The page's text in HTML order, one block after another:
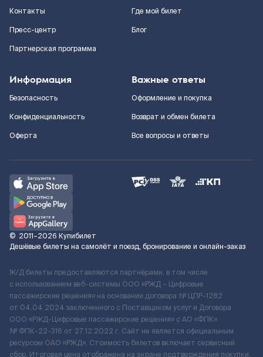
Контакты
Пресс-центр
Партнерская программа
Где мой билет
Блог
Информация
Безопасность
Конфиденциальность
Оферта
Важные ответы
Оформление и покупка
Возврат и обмен билета
Все вопросы и ответы
© 2011–2026 Купибилет
Дешёвые билеты на самолёт и поезд, бронирование и онлайн-заказ
Ж/Д билеты предоставляются партнёрами, в том числе
с использованием веб-системы ООО «РЖД – Цифровые
пассажирские решения» на основании договора № ЦПР-1282
от 04.04.2024 заключенного с Поставщиком услуг и Договора
ООО «РЖД-Цифровые пассажирские решения» c АО «ФПК»
№ ФПК-22-316 от 27.12.2022 г. Сайт не является официальным
ресурсом ОАО «РЖД». Стоимость билетов включает сервисный
сбор. Итоговая цена отображена на экране подтверждения покупки.